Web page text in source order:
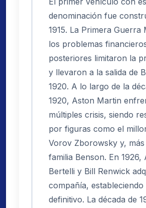
denominación fue
1915. La Primera Guerra
los problemas
posteriores limitaron la
y llevaron a la salida de
1920. A lo largo de la
1920, Aston Martin
múltiples crisis, siendo
por figuras como el
Vorov Zborowsky y,
familia Benson. En 1926,
Bertelli y Bill Renwick
compañía,
definitivo. La década de